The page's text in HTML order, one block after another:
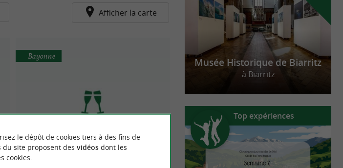
Afficher la carte
Camy & You. Events
Organisation & décoration
Bayonne
Musée Historique de Biarritz
à Biarritz
Top expériences
le dépôt de cookies tiers à des fins de
du site proposent des vidéosdont les
cookies.